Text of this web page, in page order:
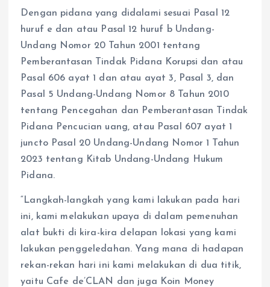
Dengan pidana yang didalami sesuai Pasal 12
huruf e dan atau Pasal 12 huruf b Undang-
Undang Nomor 20 Tahun 2001 tentang
Pemberantasan Tindak Pidana Korupsi dan atau
Pasal 606 ayat 1 dan atau ayat 3, Pasal 3, dan
Pasal 5 Undang-Undang Nomor 8 Tahun 2010
tentang Pencegahan dan Pemberantasan Tindak
Pidana Pencucian uang, atau Pasal 607 ayat 1
juncto Pasal 20 Undang-Undang Nomor 1 Tahun
2023 tentang Kitab Undang-Undang Hukum
Pidana.
“Langkah-langkah yang kami lakukan pada hari
ini, kami melakukan upaya di dalam pemenuhan
alat bukti di kira-kira delapan lokasi yang kami
lakukan penggeledahan. Yang mana di hadapan
rekan-rekan hari ini kami melakukan di dua titik,
yaitu Cafe de’CLAN dan juga Koin Money